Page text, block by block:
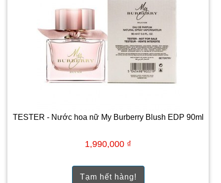
TESTER - Nước hoa nữ My Burberry Blush EDP 90ml
1,990,000 ₫
Tạm hết hàng!